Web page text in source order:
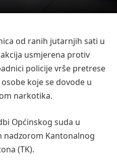
od ranih jutarnjih sati u
usmjerena protiv
policije vrše pretrese
koje se dovode u
narkotika.
Općinskog suda u
nadzorom Kantonalnog
(TK).